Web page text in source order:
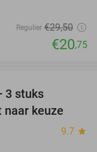
Regulier €29,50
€20,75
3 stuks
keuze
9.7 star